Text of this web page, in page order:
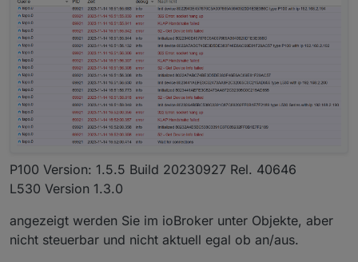
P100 Version: 1.5.5 Build 20230927 Rel. 40646
L530 Version 1.3.0
angezeigt werden Sie im ioBroker unter Objekte, aber
nicht steuerbar und nicht aktuell egal ob an/aus.